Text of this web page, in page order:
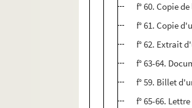
f° 60. Copie
f° 61. Copie
f° 62. Extrait
f° 63-64.
f° 59. Billet
f° 65-66.